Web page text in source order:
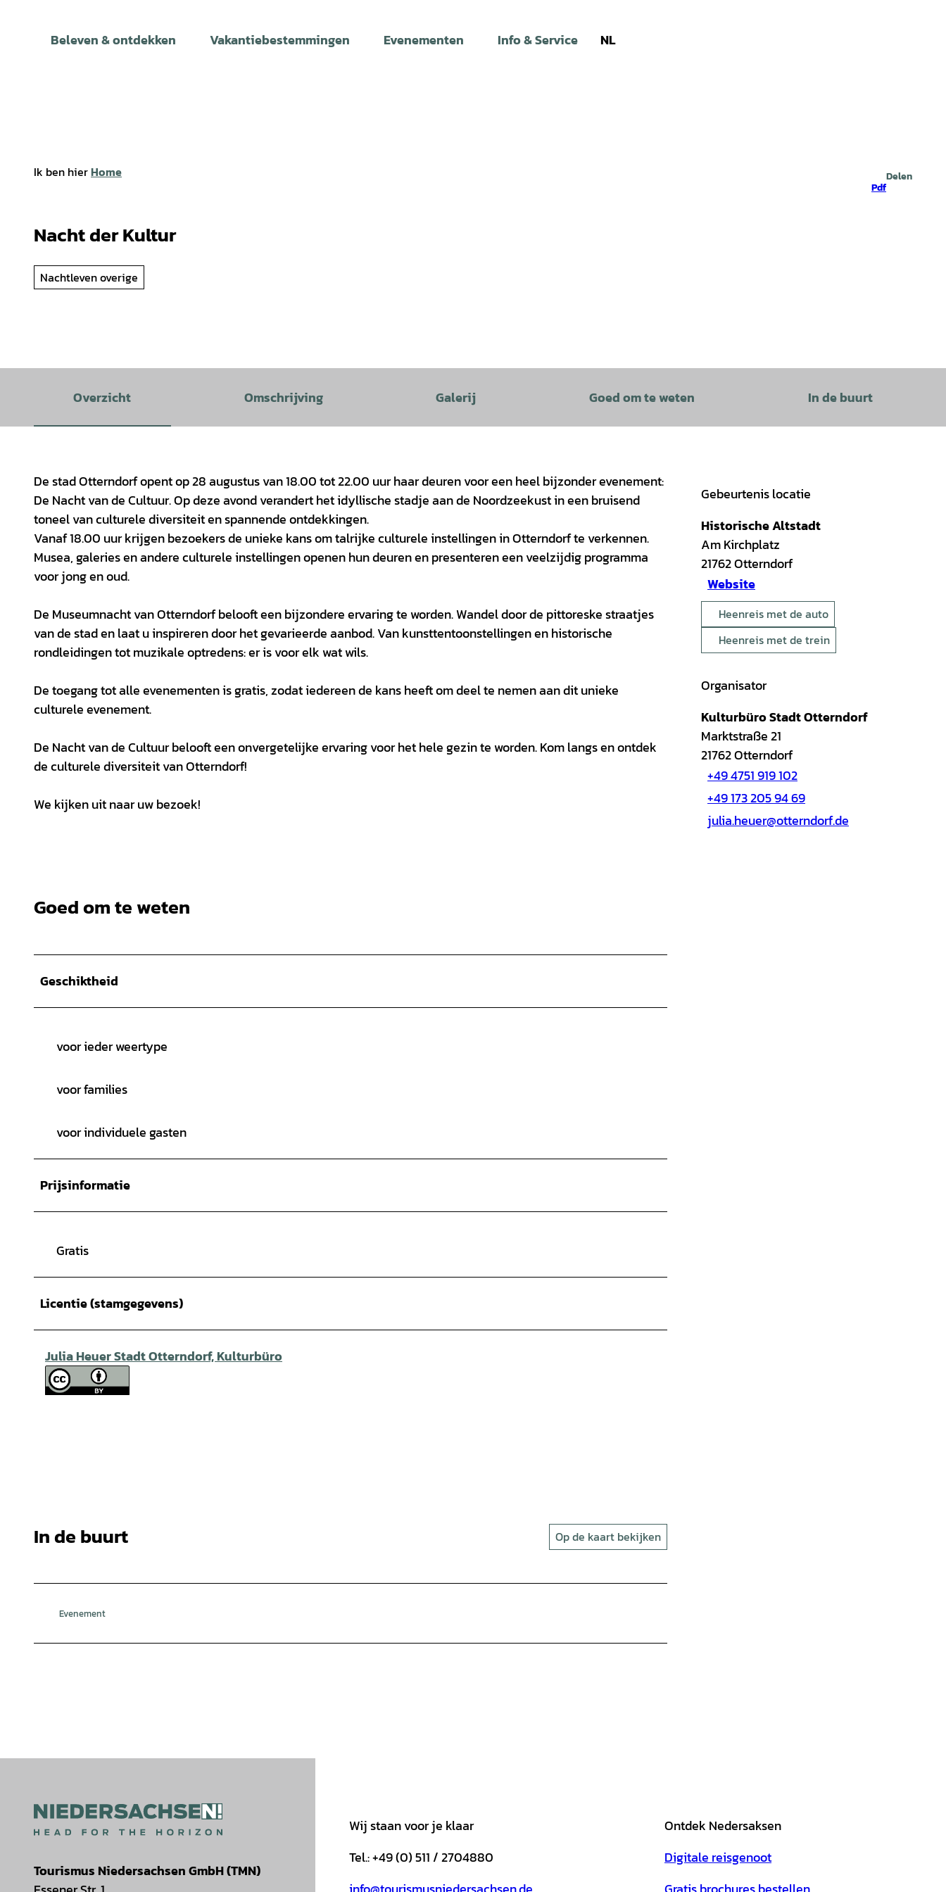
Beleven & ontdekken Vakantiebestemmingen Evenementen Info & Service NL
Ik ben hierHome
Pdf
Delen
Nacht der Kultur
Nachtleven overige
Overzicht Omschrijving Galerij Goed om te weten In de buurt
De stad Otterndorf opent op 28 augustus van 18.00 tot 22.00 uur haar deuren voor een heel bijzonder evenement:
De Nacht van de Cultuur. Op deze avond verandert het idyllische stadje aan de Noordzeekust in een bruisend
toneel van culturele diversiteit en spannende ontdekkingen.
Vanaf 18.00 uur krijgen bezoekers de unieke kans om talrijke culturele instellingen in Otterndorf te verkennen.
Musea, galeries en andere culturele instellingen openen hun deuren en presenteren een veelzijdig programma
voor jong en oud.
De Museumnacht van Otterndorf belooft een bijzondere ervaring te worden. Wandel door de pittoreske straatjes
van de stad en laat u inspireren door het gevarieerde aanbod. Van kunsttentoonstellingen en historische
rondleidingen tot muzikale optredens: er is voor elk wat wils.
De toegang tot alle evenementen is gratis, zodat iedereen de kans heeft om deel te nemen aan dit unieke
culturele evenement.
De Nacht van de Cultuur belooft een onvergetelijke ervaring voor het hele gezin te worden. Kom langs en ontdek
de culturele diversiteit van Otterndorf!
We kijken uit naar uw bezoek!
Goed om te weten
Geschiktheid
voor ieder weertype
voor families
voor individuele gasten
Prijsinformatie
Gratis
Licentie (stamgegevens)
Julia Heuer Stadt Otterndorf, Kulturbüro
In de buurt Op de kaart bekijken
Evenement
Gebeurtenis locatie
Historische Altstadt
Am Kirchplatz
21762Otterndorf
Website
Heenreis met de auto
Heenreis met de trein
Organisator
Kulturbüro Stadt Otterndorf
Marktstraße 21
21762Otterndorf
+49 4751 919 102
+49 173 205 94 69
julia.heuer@otterndorf.de
Tourismus Niedersachsen GmbH (TMN)
Wij staan voor je klaar
Tel.: +49 (0) 511 / 2704880
Ontdek Nedersaksen
Digitale reisgenoot